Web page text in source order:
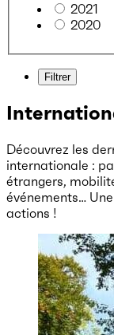
2021
2020
Filtrer
Découvrez les
internationale :
étrangers,
événements…
actions !